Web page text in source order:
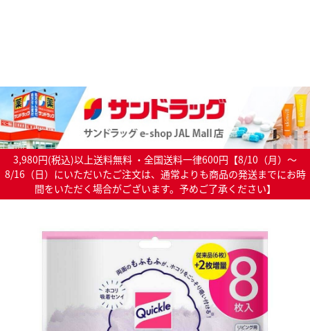
3,980円(税込)以上送料無料 ・全国送料一律600円【8/10（月）～
8/16（日）にいただいたご注文は、通常よりも商品の発送までにお時
間をいただく場合がございます。予めご了承ください】